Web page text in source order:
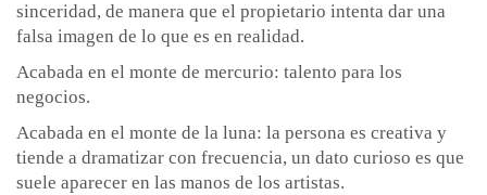
sinceridad, de manera que el propietario intenta dar una
falsa imagen de lo que es en realidad.
Acabada en el monte de mercurio: talento para los
negocios.
Acabada en el monte de la luna: la persona es creativa y
tiende a dramatizar con frecuencia, un dato curioso es que
suele aparecer en las manos de los artistas.